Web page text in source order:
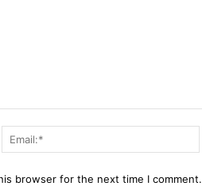
browser for the next time I comment.